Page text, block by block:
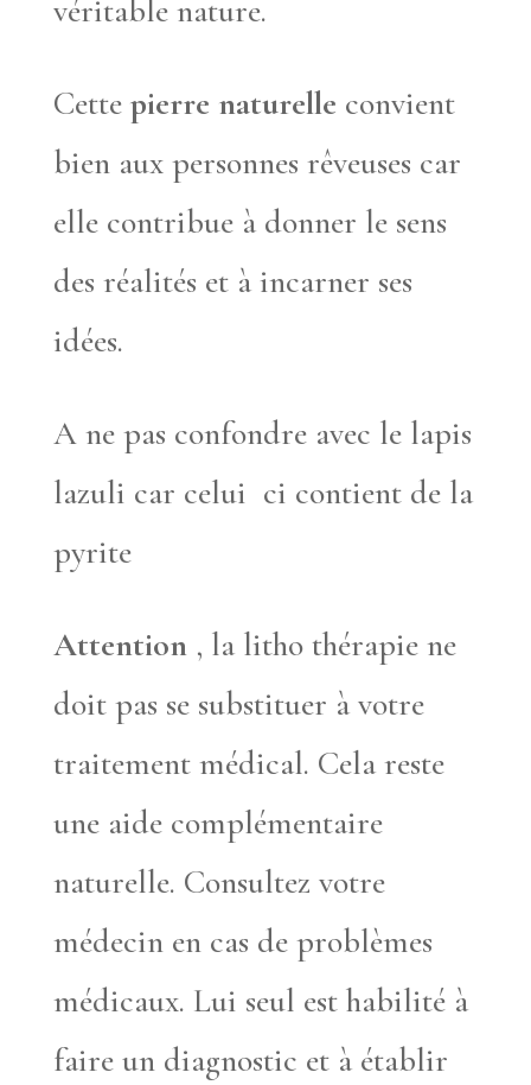
véritable nature.
Cette pierre naturelle convient
bien aux personnes rêveuses car
elle contribue à donner le sens
des réalités et à incarner ses
idées.
A ne pas confondre avec le lapis
lazuli car celui ci contient de la
pyrite
Attention, la litho thérapie ne
doit pas se substituer à votre
traitement médical. Cela reste
une aide complémentaire
naturelle. Consultez votre
médecin en cas de problèmes
médicaux. Lui seul est habilité à
faire un diagnostic et à établir